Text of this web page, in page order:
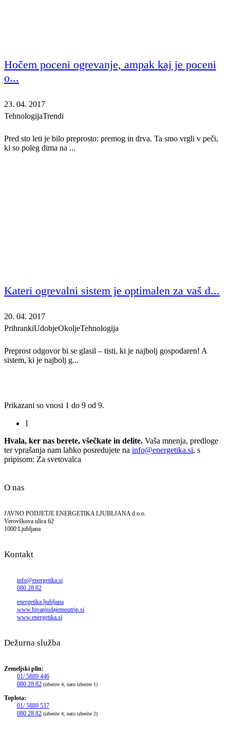
Hočem poceni ogrevanje, ampak kaj je poceni
o...
23. 04. 2017
TehnologijaTrendi
Pred sto leti je bilo preprosto: premog in drva. Ta smo vrgli v peči,
ki so poleg dima na ...
Kateri ogrevalni sistem je optimalen za vaš d...
20. 04. 2017
PrihrankiUdobjeOkoljeTehnologija
Preprost odgovor bi se glasil – tisti, ki je najbolj gospodaren! A
sistem, ki je najbolj g...
Prikazani so vnosi 1 do 9 od 9.
1
Hvala, ker nas berete, všečkate in delite. Vaša mnenja, predloge
ter vprašanja nam lahko posredujete na info@energetika.si, s
pripisom: Za svetovalca
O nas
JAVNO PODJETJE ENERGETIKA LJUBLJANA d.o.o.
Verovškova ulica 62
1000 Ljubljana
Kontakt
info@energetika.si
080 28 82
energetika.ljubljana
www.bivanjudajemoutrip.si
www.energetika.si
Dežurna služba
Zemeljski plin:
01/ 5889 446
080 28 82 (izberite 4, nato izberite 1)
Toplota:
01/ 5889 537
080 28 82 (izberite 4, nato izberite 2)